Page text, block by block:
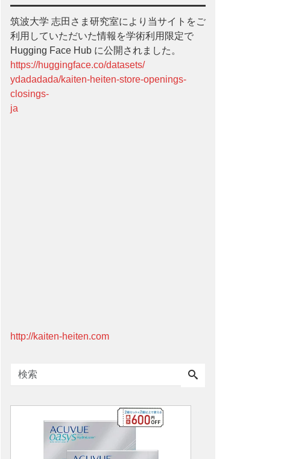
筑波大学 志田さま研究室により当サイトをご
利用していただいた情報を学術利用限定で
Hugging Face Hub に公開されました。
https://huggingface.co/datasets/
ydadadada/kaiten-heiten-store-openings-
closings-
ja
http://kaiten-heiten.com